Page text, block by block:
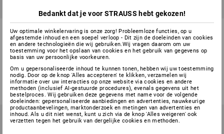
STRAUSSbox small
bedrijfsverbanddozen DIN 13
157
v.a. € 30,13
(incl. BTW) v.a. 6 stuks
Eerste hulp set voor
bouwvakkers
€ 5,93
(incl. BTW)
Bedankt dat je voor STRAUSS hebt gekozen!
Uw optimale winkelervaring is onze zorg! Probleemloze functies, op u
afgestemde inhoud en een soepel verloop - Dit zijn de doeleinden van cookies
en andere technologieën die wij gebruiken.Wij vragen daarom om uw
toestemming voor het opslaan van cookies en het gebruik van gegevens op
basis van uw persoonlijke voorkeuren.
Om u gepersonaliseerde inhoud te kunnen tonen, hebben wij uw toestemming
nodig. Door op de knop 'Alles accepteren' te klikken, verzamelen wij
informatie over uw interacties op onze website via cookies en andere
methoden (inclusief AI-gestuurde procedures), evenals gegevens uit het
bestelproces. Wij gebruiken deze gegevens met name voor de volgende
doeleinden: gepersonaliseerde aanbiedingen en advertenties, nauwkeurige
productaanbevelingen, marktonderzoek en metingen van advertenties en
inhoud. Als u dit niet wenst, kunt u zich via de knop 'Alles weigeren' ook
verzetten tegen het gebruik van dergelijke cookies en methoden.